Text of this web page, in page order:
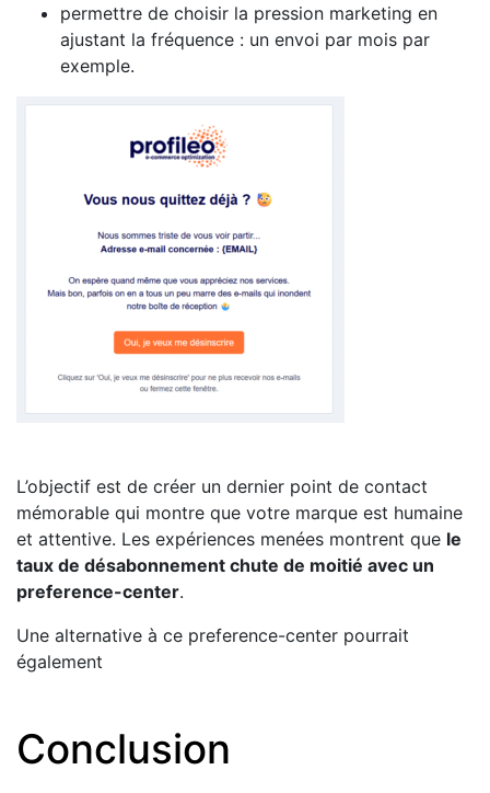
permettre de choisir la pression marketing en
ajustant la fréquence : un envoi par mois par
exemple.
L’objectif est de créer un dernier point de contact
mémorable qui montre que votre marque est humaine
et attentive. Les expériences menées montrent que le
taux de désabonnement chute de moitié avec un
preference-center.
Une alternative à ce preference-center pourrait
également
Conclusion